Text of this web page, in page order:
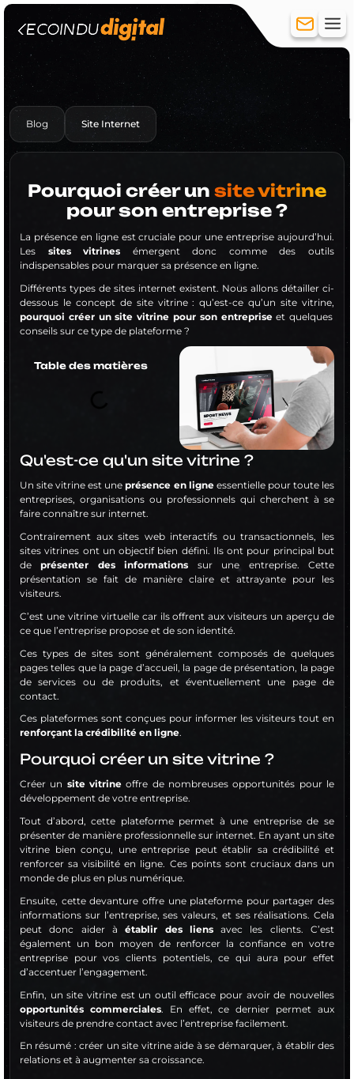
Création de site
Site vitrine
Hébergement
Réferencement
Référencement Naturel (SEO)
Référencement payant (SEA)
Réseaux sociaux
Création de compte
Community Management
Publicité
Blog Site Internet
Pourquoi créer un site vitrine
pour son entreprise ?
La présence en ligne est cruciale pour une entreprise aujourd’hui.
Les sites vitrines émergent donc comme des outils
indispensables pour marquer sa présence en ligne.
Différents types de sites internet existent. Nous allons détailler ci-
dessous le concept de site vitrine : qu’est-ce qu’un site vitrine,
pourquoi créer un site vitrine pour son entrepriseet quelques
conseils sur ce type de plateforme ?
Table des matières
Qu'est-ce qu'un site vitrine ?
Un site vitrine est uneprésence en ligneessentielle pour toute les
entreprises, organisations ou professionnels qui cherchent à se
faire connaître sur internet.
Contrairement aux sites web interactifs ou transactionnels, les
sites vitrines ont un objectif bien défini. Ils ont pour principal but
deprésenter des informations sur une entreprise. Cette
présentation se fait de manière claire et attrayante pour les
visiteurs.
C’est une vitrine virtuelle car ils offrent aux visiteurs un aperçu de
ce que l’entreprise propose et de son identité.
Ces types de sites sont généralement composés de quelques
pages telles que la page d’accueil, la page de présentation, la page
de services ou de produits, et éventuellement une page de
contact.
Ces plateformes sont conçues pour informer les visiteurs tout en
renforçant la crédibilité en ligne.
Pourquoi créer un site vitrine ?
Créer un site vitrine offre de nombreuses opportunités pour le
développement de votre entreprise.
Tout d’abord, cette plateforme permet à une entreprise de se
présenter de manière professionnelle sur internet. En ayant un site
vitrine bien conçu, une entreprise peut établir sa crédibilité et
renforcer sa visibilité en ligne. Ces points sont cruciaux dans un
monde de plus en plus numérique.
Ensuite, cette devanture offre une plateforme pour partager des
informations sur l’entreprise, ses valeurs, et ses réalisations. Cela
peut donc aider àétablir des liensavec les clients. C’est
également un bon moyen de renforcer la confiance en votre
entreprise pour vos clients potentiels, ce qui aura pour effet
d’accentuer l’engagement.
Enfin, un site vitrine est un outil efficace pour avoir de nouvelles
opportunités commerciales. En effet, ce dernier permet aux
visiteurs de prendre contact avec l’entreprise facilement.
En résumé : créer un site vitrine aide à se démarquer, à établir des
relations et à augmenter sa croissance.